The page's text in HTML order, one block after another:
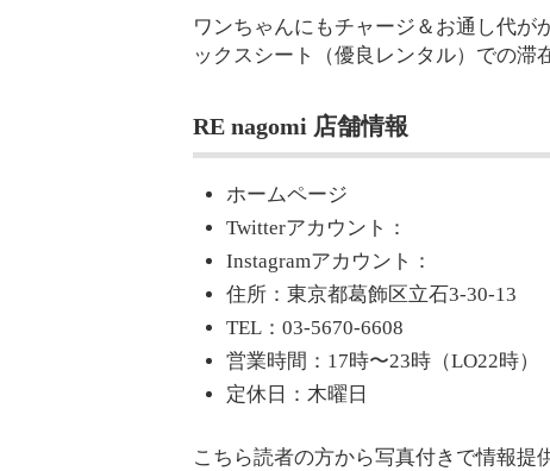
ワンちゃんにもチャージ＆お通し代が
ックスシート（優良レンタル）での滞
RE nagomi 店舗情報
ホームページ
Twitterアカウント：
Instagramアカウント：
住所：東京都葛飾区立石3-30-13
TEL：03-5670-6608
営業時間：17時〜23時（LO22時）
定休日：木曜日
こちら読者の方から写真付きで情報提